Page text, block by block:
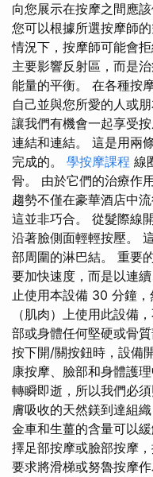
向您展示在按摩之間應
您可以根據所選按摩師
情況下，按摩師可能會
主要影響反射區，而是
能量的平衡。 在各種按
自己並與您所愛的人或
讓我們有機會一起享受
連結和連結。 這是用兩
完成的。 學按摩課程 線
骨。 由於它們的治療作
趨勢不僅在豪華酒店中
這並非巧合。 從髮際線
沿著臉側面輕輕按壓。
部周圍的淋巴結。 重要
要加快速度，而是以連
止使用本設備 30 分鐘
（肌肉）上使用此設備
部或身體任何堅硬或骨質
按下開/關按鈕時，設備
康按摩、臉部和身體護
轉瞬即逝，所以我們必
膚吸收的天然鎂到達組
金車和生薑的含量可以
擇足部按摩或臉部按摩
要求將滑梯或努魯按摩